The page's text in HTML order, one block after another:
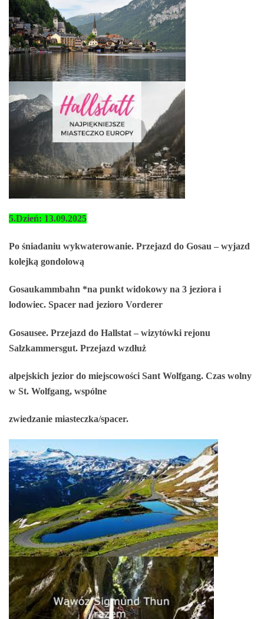
5.Dzień: 13.09.2025
Po śniadaniu wykwaterowanie. Przejazd do Gosau – wyjazd
kolejką gondolową
Gosaukammbahn *na punkt widokowy na 3 jeziora i
lodowiec. Spacer nad jezioro Vorderer
Gosausee. Przejazd do Hallstat – wizytówki rejonu
Salzkammersgut. Przejazd wzdłuż
alpejskich jezior do miejscowości Sant Wolfgang. Czas wolny
w St. Wolfgang, wspólne
zwiedzanie miasteczka/spacer.